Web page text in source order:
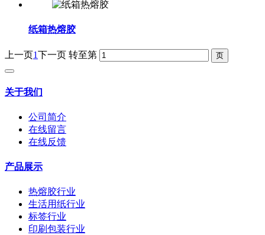
纸箱热熔胶
上一页1下一页 转至第
关于我们
公司简介
在线留言
在线反馈
产品展示
热熔胶行业
生活用纸行业
标签行业
印刷包装行业